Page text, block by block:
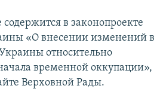
в законопроекте
«О внесении изменений в
относительно
временной оккупации»,
Верховной Рады.